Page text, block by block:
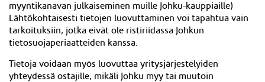
myyntikanavan julkaiseminen muille Johku-kauppiaille)
Lähtökohtaisesti tietojen luovuttaminen voi tapahtua vain
tarkoituksiin, jotka eivät ole ristiriidassa Johkun
tietosuojaperiaatteiden kanssa.
Tietoja voidaan myös luovuttaa yritysjärjestelyiden
yhteydessä ostajille, mikäli Johku myy tai muutoin